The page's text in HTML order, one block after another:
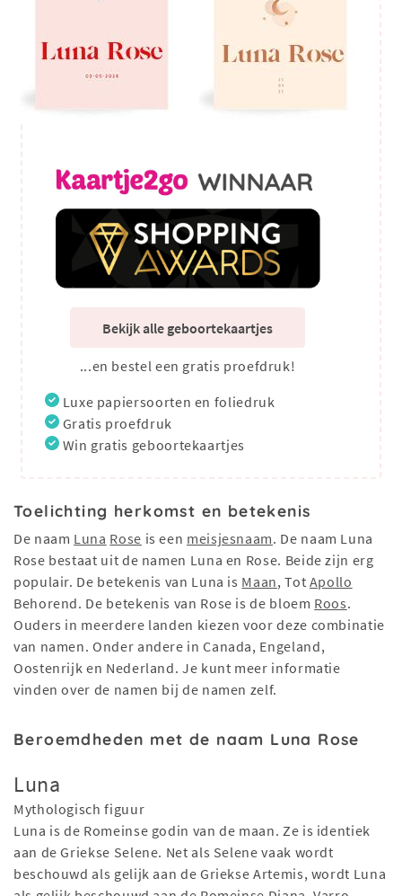
Bekijk alle geboortekaartjes
...en bestel een gratis proefdruk!
Luxe papiersoorten en foliedruk
Gratis proefdruk
Win gratis geboortekaartjes
Toelichting herkomst en betekenis
De naam Luna Rose is een meisjesnaam. De naam Luna
Rose bestaat uit de namen Luna en Rose. Beide zijn erg
populair. De betekenis van Luna is Maan, Tot Apollo
Behorend. De betekenis van Rose is de bloem Roos.
Ouders in meerdere landen kiezen voor deze combinatie
van namen. Onder andere in Canada, Engeland,
Oostenrijk en Nederland. Je kunt meer informatie
vinden over de namen bij de namen zelf.
Beroemdheden met de naam Luna Rose
Luna
Mythologisch figuur
Luna is de Romeinse godin van de maan. Ze is identiek
aan de Griekse Selene. Net als Selene vaak wordt
beschouwd als gelijk aan de Griekse Artemis, wordt Luna